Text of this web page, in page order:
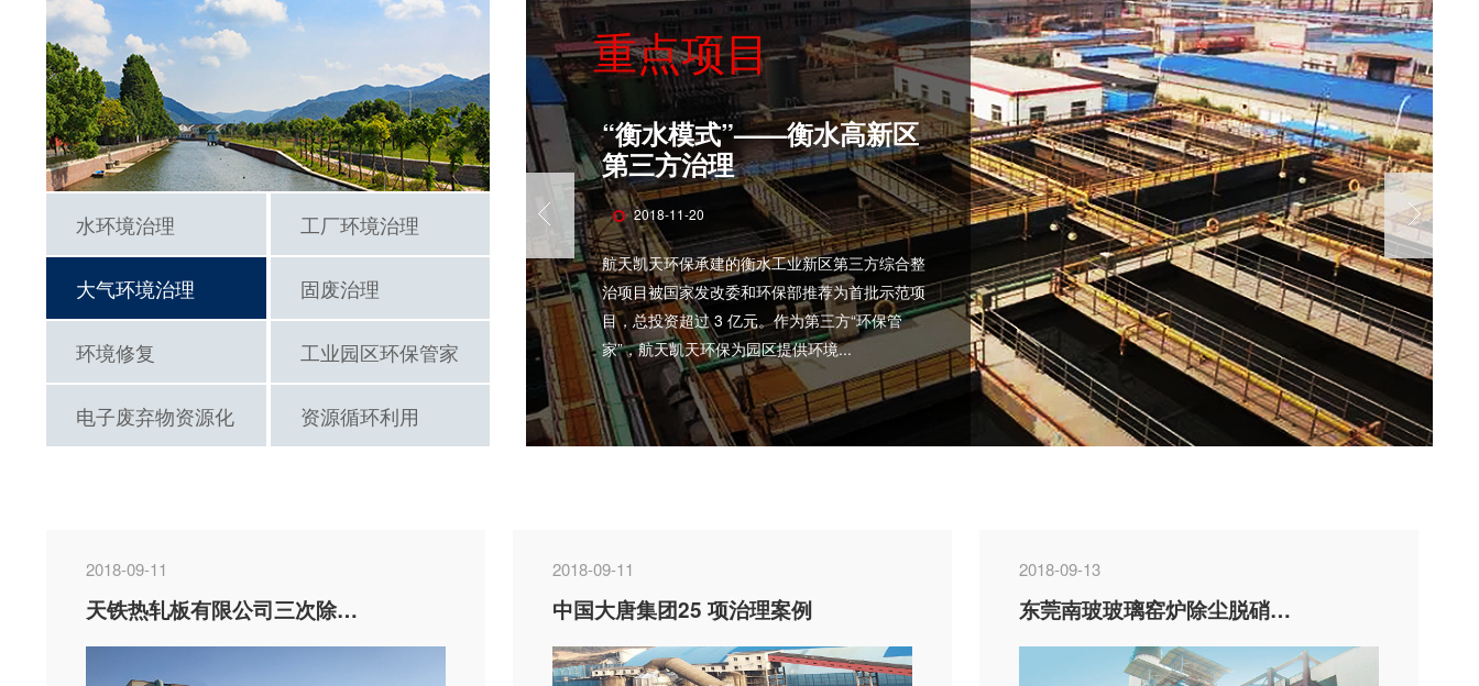
水环境治理 工厂环境治理
大气环境治理 固废治理
环境修复 工业园区环保管家
电子废弃物资源化 资源循环利用
重点项目
“衡水模式”——衡水高新区
第三方治理
2018-11-20
航天凯天环保承建的衡水工业新区第三方综合整
治项目被国家发改委和环保部推荐为首批示范项
目，总投资超过 3 亿元。作为第三方“环保管
家”，航天凯天环保为园区提供环境...
2018-09-11
天铁热轧板有限公司三次除尘项目
2018-09-11
中国大唐集团25 项治理案例
2018-09-13
东莞南玻玻璃窑炉除尘脱硝工程